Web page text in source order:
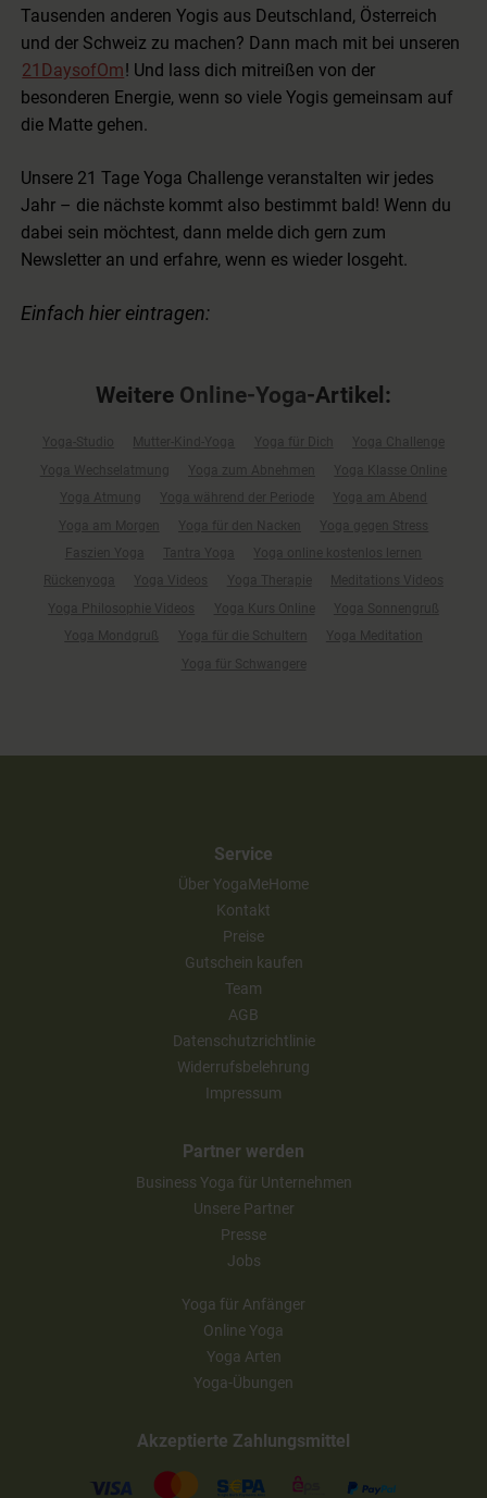
Tausenden anderen Yogis aus Deutschland, Österreich
und der Schweiz zu machen? Dann mach mit bei unseren
21DaysofOm! Und lass dich mitreißen von der
besonderen Energie, wenn so viele Yogis gemeinsam auf
die Matte gehen.
Unsere 21 Tage Yoga Challenge veranstalten wir jedes
Jahr – die nächste kommt also bestimmt bald! Wenn du
dabei sein möchtest, dann melde dich gern zum
Newsletter an und erfahre, wenn es wieder losgeht.
Einfach hier eintragen:
Weitere Online-Yoga-Artikel:
Yoga-Studio Mutter-Kind-Yoga Yoga für Dich
Yoga Challenge
Yoga Wechselatmung
Yoga zum Abnehmen
Yoga Klasse Online
Yoga Atmung
Yoga während der Periode
Yoga am Abend
Yoga am Morgen
Yoga für den Nacken
Yoga gegen Stress
Faszien Yoga
Tantra Yoga
Yoga online kostenlos lernen
Rückenyoga
Yoga Videos Yoga Therapie
Meditations Videos
Yoga Philosophie Videos
Yoga Kurs Online
Yoga Sonnengruß
Yoga Mondgruß
Yoga für die Schultern
Yoga Meditation
Yoga für Schwangere
Service
Über YogaMeHome
Kontakt
Preise
Gutschein kaufen
Team
AGB
Datenschutzrichtlinie
Widerrufsbelehrung
Impressum
Partner werden
Business Yoga für Unternehmen
Unsere Partner
Presse
Jobs
Yoga für Anfänger
Online Yoga
Yoga Arten
Yoga-Übungen
Akzeptierte Zahlungsmittel